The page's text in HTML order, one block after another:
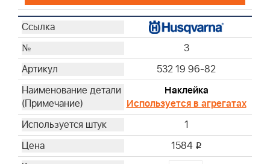
3
532 19 96-82
Наклейка
Используется в агрегатах
1
1584 i